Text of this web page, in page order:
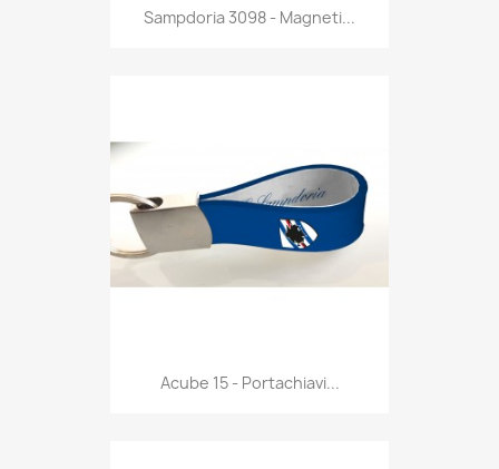
Anteprima
Sampdoria 3098 - Magneti...
Anteprima
Acube 15 - Portachiavi...